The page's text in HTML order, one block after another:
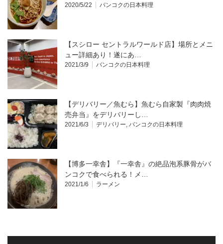
2020/5/22 バンコクの日本料理
【スシロー セントラルワールド店】場所とメニ
ュー詳細あり！遂にあ…
2021/3/9 バンコクの日本料理
【デリバリー／魚むら】魚むら自家製『肉肉焼
売弁当』をデリバリーし…
2021/6/3 デリバリー, バンコクの日本料理
【博多一幸舎】『一幸舎』の絶品泡系豚骨がバ
ンコクで食べられる！メ…
2021/1/6 ラーメン